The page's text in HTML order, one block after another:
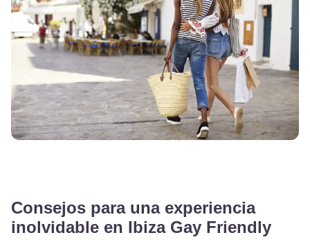
Consejos para una experiencia
inolvidable en Ibiza Gay Friendly